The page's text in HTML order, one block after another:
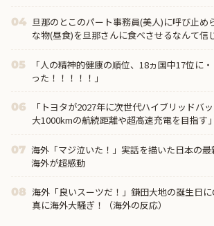
04 旦那のとこのパート事務員(美人)に呼び止め
な物(昼食)を旦那さんに食べさせるなんて信
05
「人の精神的健康の順位、18ヵ国中17位に
った！！！！！」
06
「トヨタが2027年に次世代ハイブリッドバ
大1000kmの航続距離や超高速充電を目指す」
07 海外「マジ泣いた！」実話を描いた日本の
海外が超感動
08 海外「良いスーツだ！」鎌田大地の誕生日
真に海外大騒ぎ！（海外の反応）